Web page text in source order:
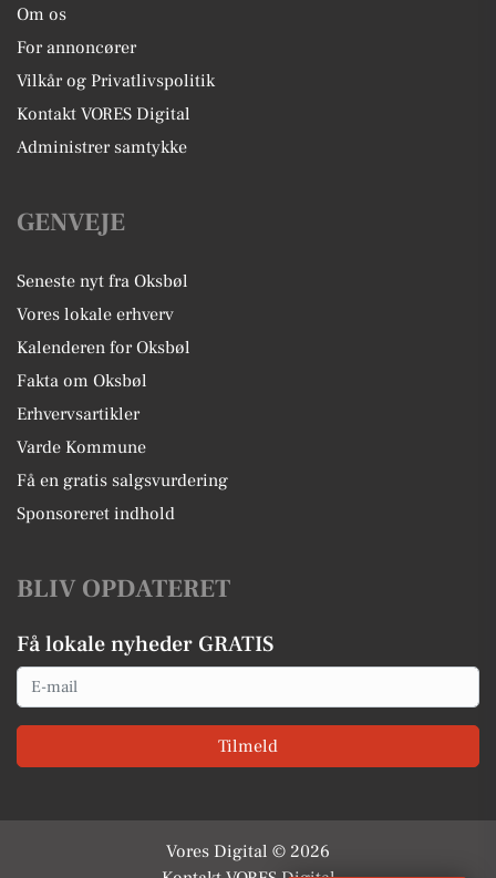
Om os
For annoncører
Vilkår og Privatlivspolitik
Kontakt VORES Digital
Administrer samtykke
GENVEJE
Seneste nyt fra Oksbøl
Vores lokale erhverv
Kalenderen for Oksbøl
Fakta om Oksbøl
Erhvervsartikler
Varde Kommune
Få en gratis salgsvurdering
Sponsoreret indhold
BLIV OPDATERET
Få lokale nyheder GRATIS
Email
Tilmeld
Vores Digital © 2026